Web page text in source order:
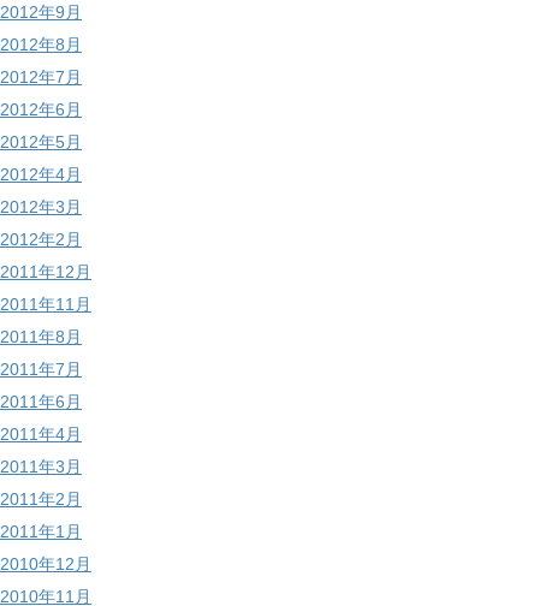
2012年9月
2012年8月
2012年7月
2012年6月
2012年5月
2012年4月
2012年3月
2012年2月
2011年12月
2011年11月
2011年8月
2011年7月
2011年6月
2011年4月
2011年3月
2011年2月
2011年1月
2010年12月
2010年11月